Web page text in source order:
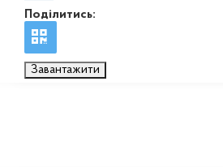
Поділитись:
Завантажити